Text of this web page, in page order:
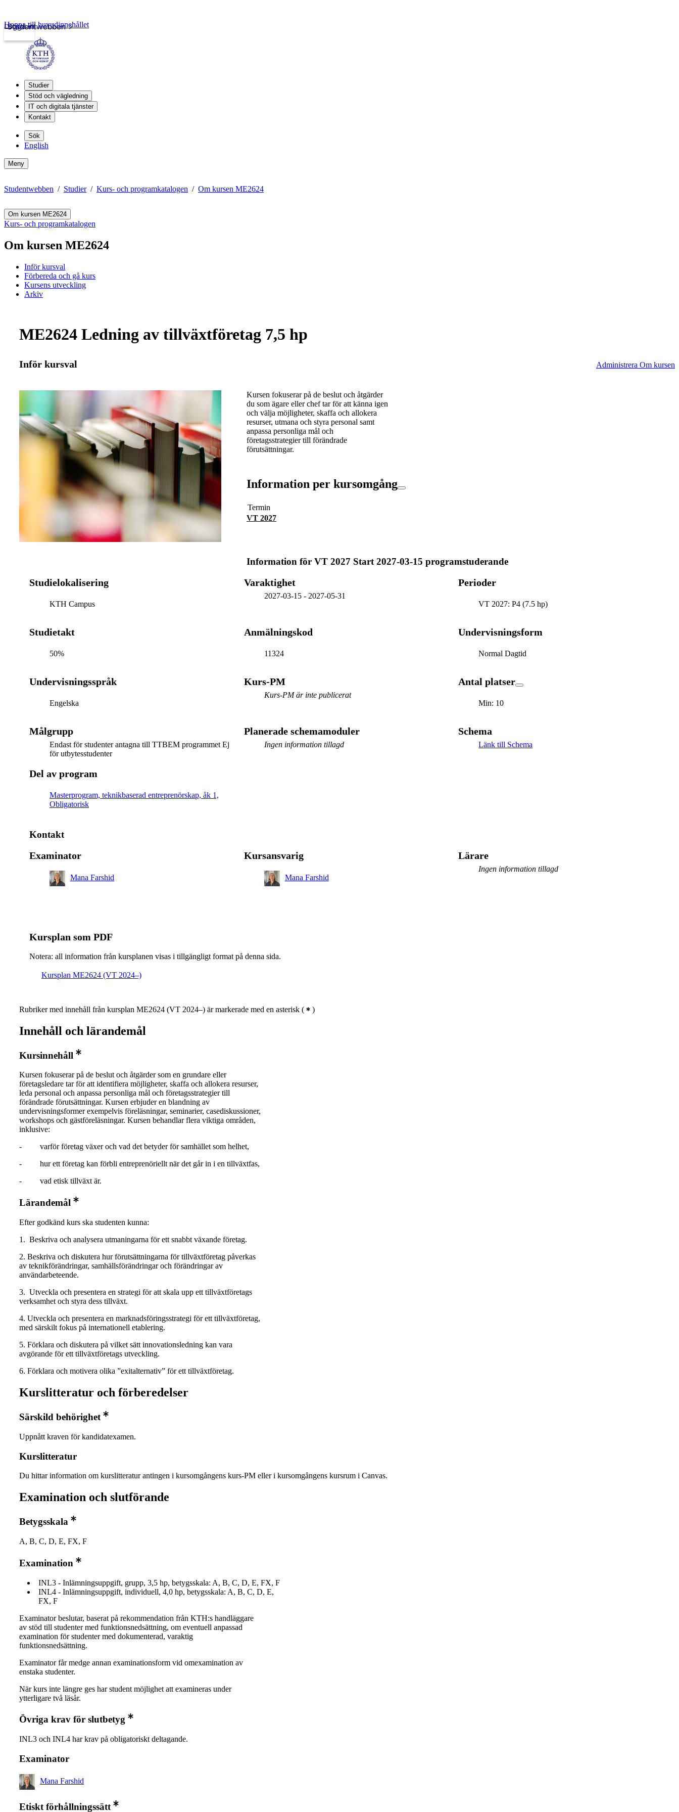
Studentwebben
Logga in
Hoppa till huvudinnehållet
Studier
Stöd och vägledning
IT och digitala tjänster
Kontakt
Sök
English
Meny
Studentwebben Studier Kurs- och programkatalogen Om kursen ME2624
Om kursen ME2624
Kurs- och programkatalogen
Om kursen ME2624
Inför kursval
Förbereda och gå kurs
Kursens utveckling
Arkiv
ME2624 Ledning av tillväxtföretag 7,5 hp
Inför kursval Administrera Om kursen
Kursen fokuserar på de beslut och åtgärder
du som ägare eller chef tar för att känna igen
och välja möjligheter, skaffa och allokera
resurser, utmana och styra personal samt
anpassa personliga mål och
företagsstrategier till förändrade
förutsättningar.
Information per kursomgång
Termin
VT 2027
Information för VT 2027 Start 2027-03-15 programstuderande
Studielokalisering
KTH Campus
Varaktighet
2027-03-15- 2027-05-31
Perioder
VT 2027: P4 (7.5 hp)
Studietakt
50%
Anmälningskod
11324
Undervisningsform
Normal Dagtid
Undervisningsspråk
Engelska
Kurs-PM
Kurs-PM är inte publicerat
Antal platser
Min: 10
Målgrupp
Endast för studenter antagna till TTBEM programmet Ej
för utbytesstudenter
Planerade schemamoduler
Ingen information tillagd
Schema
Länk till Schema
Del av program
Masterprogram, teknikbaserad entreprenörskap, åk 1,
Obligatorisk
Kontakt
Examinator
Mana Farshid
Kursansvarig
Mana Farshid
Lärare
Ingen information tillagd
Kursplan som PDF
Notera: all information från kursplanen visas i tillgängligt format på denna sida.
Kursplan ME2624 (VT 2024–)
Rubriker med innehåll från kursplan ME2624 (VT 2024–) är markerade med en asterisk ( )
Innehåll och lärandemål
Kursinnehåll
Kursen fokuserar på de beslut och åtgärder som en grundare eller
företagsledare tar för att identifiera möjligheter, skaffa och allokera resurser,
leda personal och anpassa personliga mål och företagsstrategier till
förändrade förutsättningar. Kursen erbjuder en blandning av
undervisningsformer exempelvis föreläsningar, seminarier, casediskussioner,
workshops och gästföreläsningar. Kursen behandlar flera viktiga områden,
inklusive:
- varför företag växer och vad det betyder för samhället som helhet,
- hur ett företag kan förbli entreprenöriellt när det går in i en tillväxtfas,
- vad etisk tillväxt är.
Lärandemål
Efter godkänd kurs ska studenten kunna:
1. Beskriva och analysera utmaningarna för ett snabbt växande företag.
2. Beskriva och diskutera hur förutsättningarna för tillväxtföretag påverkas
av teknikförändringar, samhällsförändringar och förändringar av
användarbeteende.
3. Utveckla och presentera en strategi för att skala upp ett tillväxtföretags
verksamhet och styra dess tillväxt.
4. Utveckla och presentera en marknadsföringsstrategi för ett tillväxtföretag,
med särskilt fokus på internationell etablering.
5. Förklara och diskutera på vilket sätt innovationsledning kan vara
avgörande för ett tillväxtföretags utveckling.
6. Förklara och motivera olika ”exitalternativ” för ett tillväxtföretag.
Kurslitteratur och förberedelser
Särskild behörighet
Uppnått kraven för kandidatexamen.
Kurslitteratur
Du hittar information om kurslitteratur antingen i kursomgångens kurs-PM eller i kursomgångens kursrum i Canvas.
Examination och slutförande
Betygsskala
A, B, C, D, E, FX, F
Examination
INL3 - Inlämningsuppgift, grupp, 3,5 hp, betygsskala: A, B, C, D, E, FX, F
INL4 - Inlämningsuppgift, individuell, 4,0 hp, betygsskala: A, B, C, D, E,
FX, F
Examinator beslutar, baserat på rekommendation från KTH:s handläggare
av stöd till studenter med funktionsnedsättning, om eventuell anpassad
examination för studenter med dokumenterad, varaktig
funktionsnedsättning.
Examinator får medge annan examinationsform vid omexamination av
enstaka studenter.
När kurs inte längre ges har student möjlighet att examineras under
ytterligare två läsår.
Övriga krav för slutbetyg
INL3 och INL4 har krav på obligatoriskt deltagande.
Examinator
Mana Farshid
Etiskt förhållningssätt